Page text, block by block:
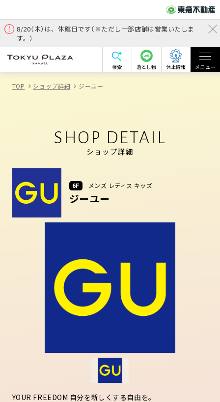
8/20（木）は、休館日です（※ただし一部店舗は営業いたしま
す。）
検索 落とし物 休止情報 メニュー
TOP ショップ詳細 ジーユー
SHOP DETAIL
ショップ詳細
6F メンズ レディス キッズ
ジーユー
YOUR FREEDOM 自分を新しくする自由を。